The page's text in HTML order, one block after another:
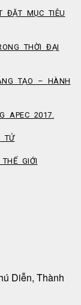
ĐẶT MỤC TIÊU
THỜI ĐẠI
TẠO – HÀNH
APEC 2017.
TỬ
GIỚI
Diễn, Thành